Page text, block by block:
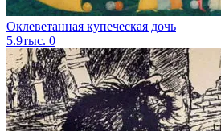
Оклеветанная купеческая дочь
5.9тыс. 0